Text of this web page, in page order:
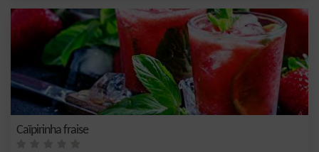
Caïpirinha fraise